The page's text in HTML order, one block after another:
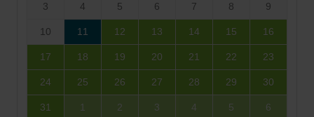
3 4 5 6 7 8 9
10 11 12 13 14 15 16
17 18 19 20 21 22 23
24 25 26 27 28 29 30
31 1 2 3 4 5 6